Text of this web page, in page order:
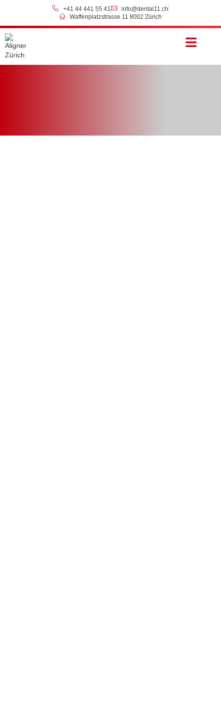
+41 44 441 55 41
info@dental11.ch
Waffenplatzstrasse 11 8002 Zürich